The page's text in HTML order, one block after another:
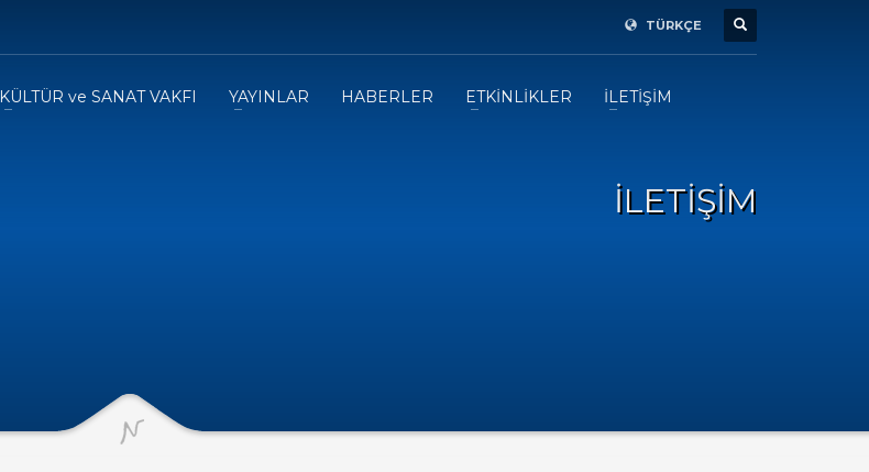
TÜRKÇE
KÜLTÜR ve SANAT VAKFI YAYINLAR HABERLER ETKİNLİKLER İLETİŞİM
İLETİŞİM